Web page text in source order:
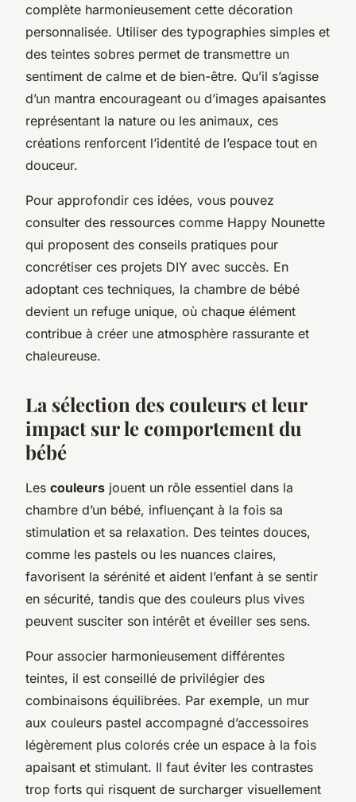
complète harmonieusement cette décoration
personnalisée. Utiliser des typographies simples et
des teintes sobres permet de transmettre un
sentiment de calme et de bien-être. Qu’il s’agisse
d’un mantra encourageant ou d’images apaisantes
représentant la nature ou les animaux, ces
créations renforcent l’identité de l’espace tout en
douceur.
Pour approfondir ces idées, vous pouvez
consulter des ressources comme Happy Nounette
qui proposent des conseils pratiques pour
concrétiser ces projets DIY avec succès. En
adoptant ces techniques, la chambre de bébé
devient un refuge unique, où chaque élément
contribue à créer une atmosphère rassurante et
chaleureuse.
La sélection des couleurs et leur
impact sur le comportement du
bébé
Les couleurs jouent un rôle essentiel dans la
chambre d’un bébé, influençant à la fois sa
stimulation et sa relaxation. Des teintes douces,
comme les pastels ou les nuances claires,
favorisent la sérénité et aident l’enfant à se sentir
en sécurité, tandis que des couleurs plus vives
peuvent susciter son intérêt et éveiller ses sens.
Pour associer harmonieusement différentes
teintes, il est conseillé de privilégier des
combinaisons équilibrées. Par exemple, un mur
aux couleurs pastel accompagné d’accessoires
légèrement plus colorés crée un espace à la fois
apaisant et stimulant. Il faut éviter les contrastes
trop forts qui risquent de surcharger visuellement